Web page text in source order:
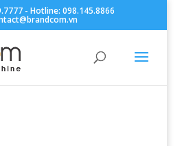
- Hotline: 098.145.8866